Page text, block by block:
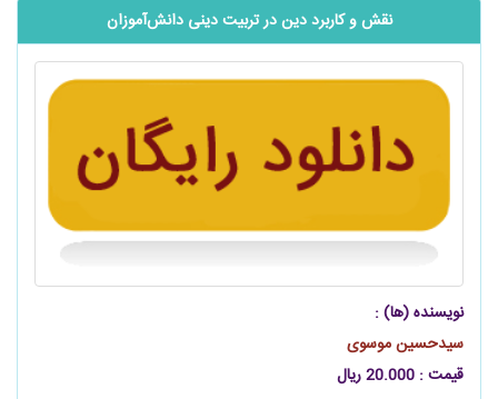
نقش و کاربرد دین در تربیت دینی دانش‌آموزان
نویسنده (ها) :
سیدحسین موسوی
قیمت : 20.000 ریال